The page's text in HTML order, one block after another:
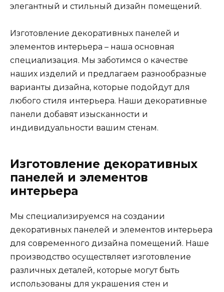
элегантный и стильный дизайн помещений.
Изготовление декоративных панелей и
элементов интерьера – наша основная
специализация. Мы заботимся о качестве
наших изделий и предлагаем разнообразные
варианты дизайна, которые подойдут для
любого стиля интерьера. Наши декоративные
панели добавят изысканности и
индивидуальности вашим стенам.
Изготовление декоративных
панелей и элементов
интерьера
Мы специализируемся на создании
декоративных панелей и элементов интерьера
для современного дизайна помещений. Наше
производство осуществляет изготовление
различных деталей, которые могут быть
использованы для украшения стен и